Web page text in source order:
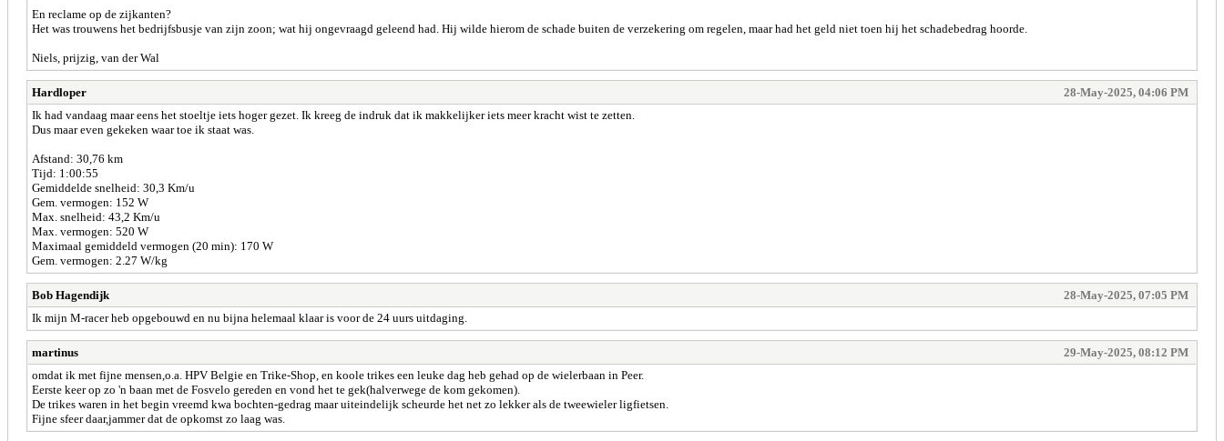
En reclame op de zijkanten?
Het was trouwens het bedrijfsbusje van zijn zoon; wat hij ongevraagd geleend had. Hij wilde hierom de schade buiten de verzekering om regelen, maar had het geld niet toen hij het schadebedrag hoorde.
Niels, prijzig, van der Wal
Hardloper
28-May-2025, 04:06 PM
Ik had vandaag maar eens het stoeltje iets hoger gezet. Ik kreeg de indruk dat ik makkelijker iets meer kracht wist te zetten.
Dus maar even gekeken waar toe ik staat was.
Afstand: 30,76 km
Tijd: 1:00:55
Gemiddelde snelheid: 30,3 Km/u
Gem. vermogen: 152 W
Max. snelheid: 43,2 Km/u
Max. vermogen: 520 W
Maximaal gemiddeld vermogen (20 min): 170 W
Gem. vermogen: 2.27 W/kg
Bob Hagendijk
28-May-2025, 07:05 PM
Ik mijn M-racer heb opgebouwd en nu bijna helemaal klaar is voor de 24 uurs uitdaging.
martinus
29-May-2025, 08:12 PM
omdat ik met fijne mensen,o.a. HPV Belgie en Trike-Shop, en koole trikes een leuke dag heb gehad op de wielerbaan in Peer.
Eerste keer op zo 'n baan met de Fosvelo gereden en vond het te gek(halverwege de kom gekomen).
De trikes waren in het begin vreemd kwa bochten-gedrag maar uiteindelijk scheurde het net zo lekker als de tweewieler ligfietsen.
Fijne sfeer daar,jammer dat de opkomst zo laag was.